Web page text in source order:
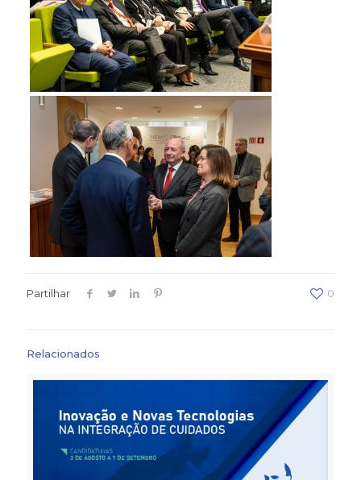
Partilhar 0
Relacionados